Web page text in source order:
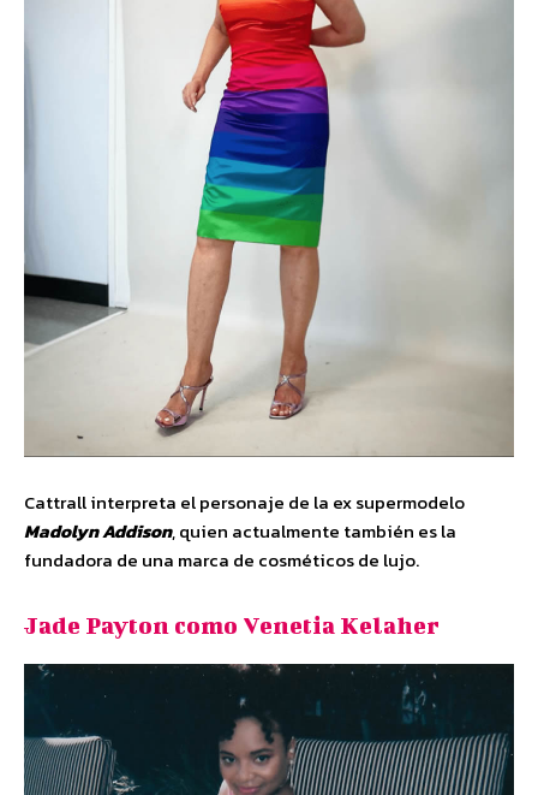
Cattrall interpreta el personaje de la ex supermodelo
Madolyn Addison, quien actualmente también es la
fundadora de una marca de cosméticos de lujo.
Jade Payton como Venetia Kelaher